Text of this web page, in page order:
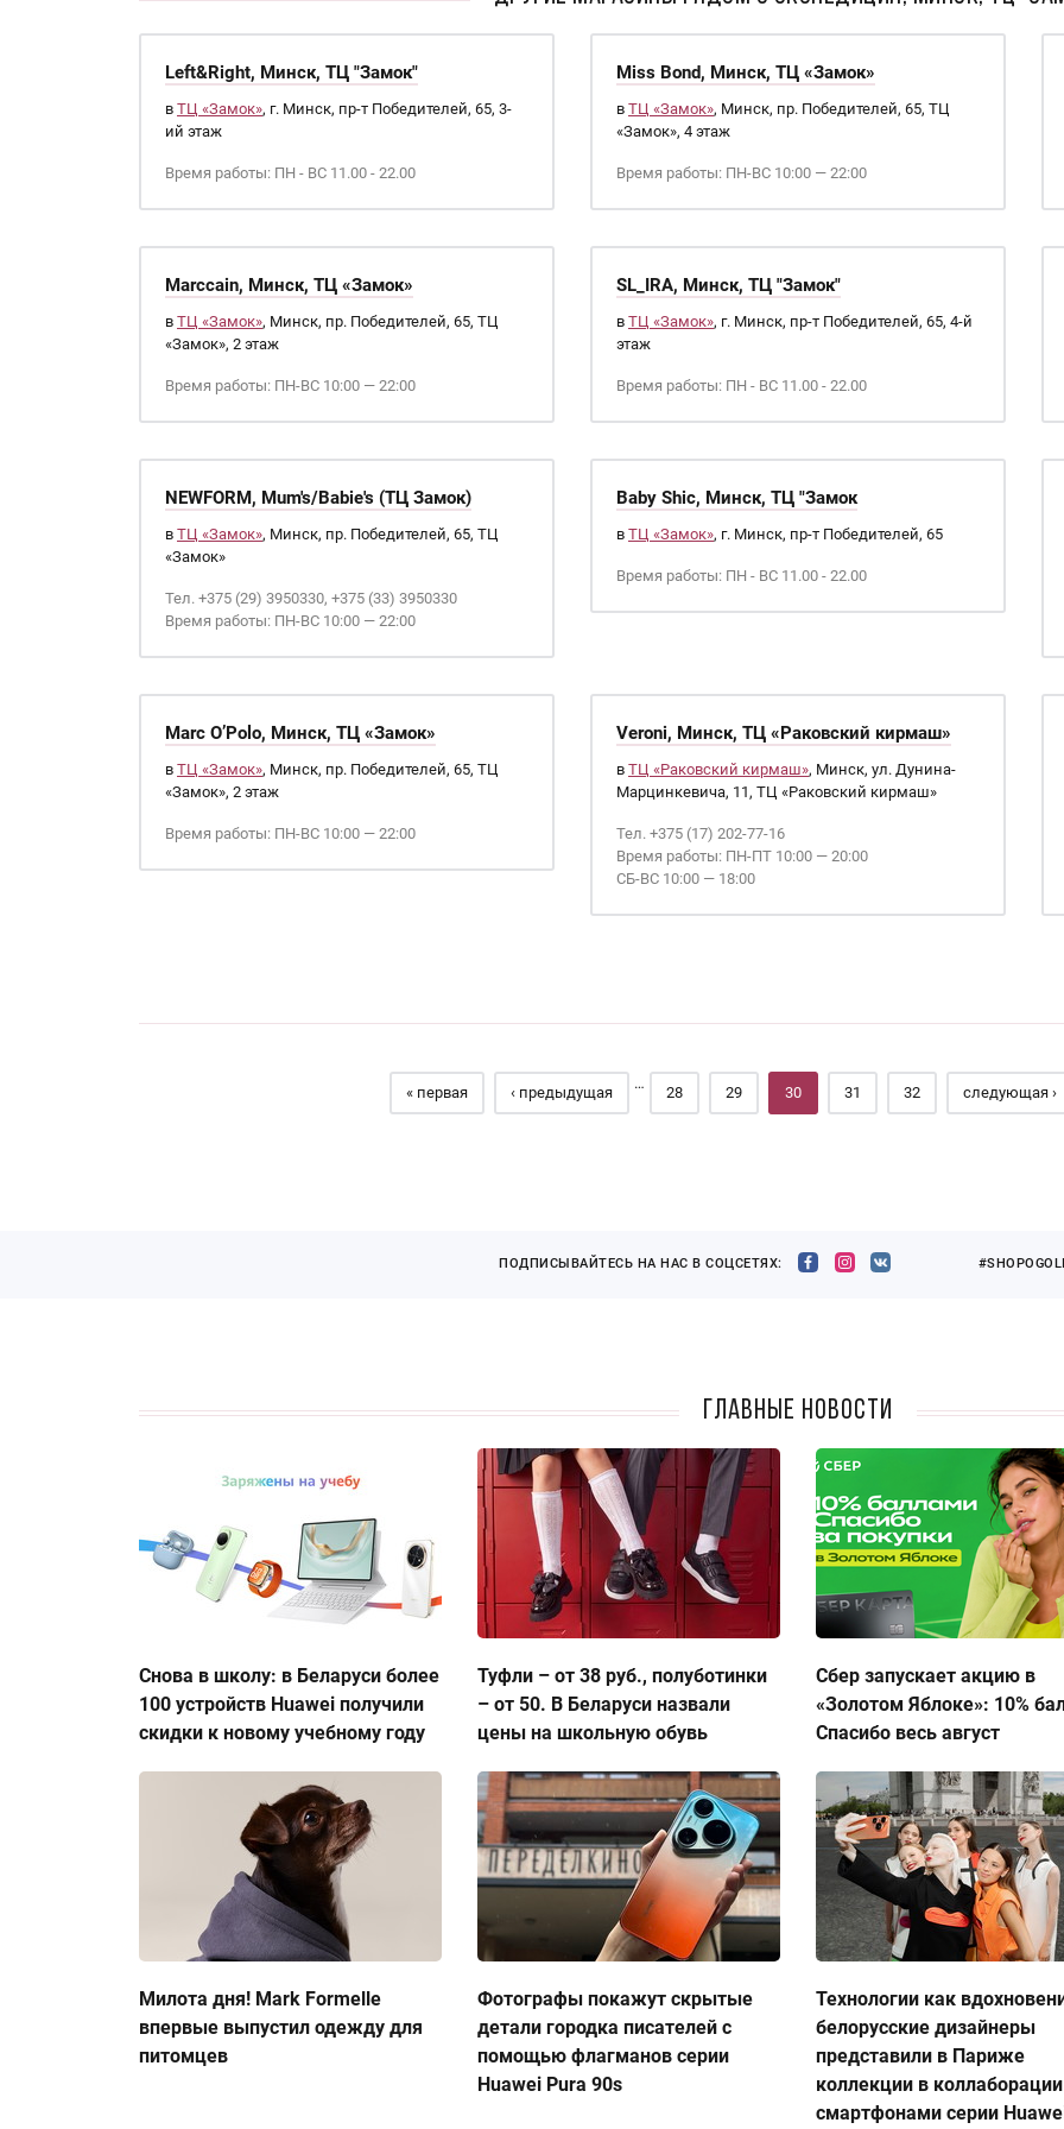
Left&Right, Минск, ТЦ "Замок"
в ТЦ «Замок», г. Минск, пр-т Победителей, 65, 3-
ий этаж
Время работы: ПН - ВС 11.00 - 22.00
Miss Bond, Минск, ТЦ «Замок»
в ТЦ «Замок», Минск, пр. Победителей, 65, ТЦ
«Замок», 4 этаж
Время работы: ПН-ВС 10:00 — 22:00
Marccain, Минск, ТЦ «Замок»
в ТЦ «Замок», Минск, пр. Победителей, 65, ТЦ
«Замок», 2 этаж
Время работы: ПН-ВС 10:00 — 22:00
SL_IRA, Минск, ТЦ "Замок"
в ТЦ «Замок», г. Минск, пр-т Победителей, 65, 4-й
этаж
Время работы: ПН - ВС 11.00 - 22.00
NEWFORM, Mum's/Babie's (ТЦ Замок)
в ТЦ «Замок», Минск, пр. Победителей, 65, ТЦ
«Замок»
Тел. +375 (29) 3950330, +375 (33) 3950330
Время работы: ПН-ВС 10:00 — 22:00
Baby Shic, Минск, ТЦ "Замок
в ТЦ «Замок», г. Минск, пр-т Победителей, 65
Время работы: ПН - ВС 11.00 - 22.00
Marc O’Polo, Минск, ТЦ «Замок»
в ТЦ «Замок», Минск, пр. Победителей, 65, ТЦ
«Замок», 2 этаж
Время работы: ПН-ВС 10:00 — 22:00
Veroni, Минск, ТЦ «Раковский кирмаш»
в ТЦ «Раковский кирмаш», Минск, ул. Дунина-
Марцинкевича, 11, ТЦ «Раковский кирмаш»
Тел. +375 (17) 202-77-16
Время работы: ПН-ПТ 10:00 — 20:00
СБ-ВС 10:00 — 18:00
« первая ‹ предыдущая
…
28 29 30 31 32 следующая ›
ПОДПИСЫВАЙТЕСЬ НА НАС В СОЦСЕТЯХ:
Главные новости
Снова в школу: в Беларуси более
100 устройств Huawei получили
скидки к новому учебному году
Туфли – от 38 руб., полуботинки
– от 50. В Беларуси назвали
цены на школьную обувь
Сбер запускает акцию в
«Золотом Яблоке»: 10%
Спасибо весь август
Милота дня! Mark Formelle
впервые выпустил одежду для
питомцев
Фотографы покажут скрытые
детали городка писателей с
помощью флагманов серии
Huawei Pura 90s
Технологии как
белорусские дизайнеры
представили в Париже
коллекции в
смартфонами серии